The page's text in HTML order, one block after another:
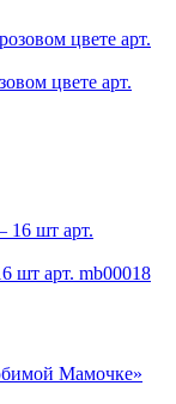
цвете арт.
шт арт. mb00018